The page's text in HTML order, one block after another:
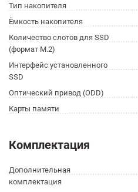
Тип накопителя
Ёмкость накопителя
Количество слотов для SSD
(формат M.2)
Интерфейс установленного
SSD
Оптический привод (ODD)
Карты памяти
Комплектация
Дополнительная
комплектация